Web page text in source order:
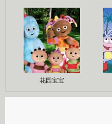
花园宝宝